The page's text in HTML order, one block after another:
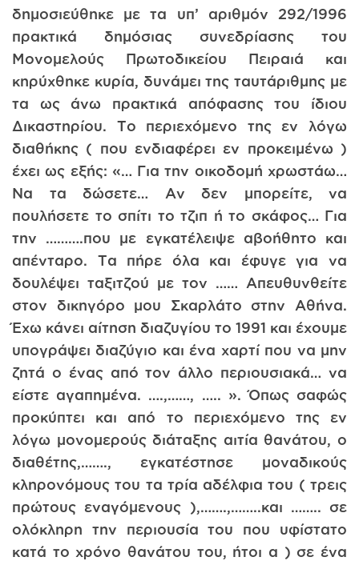
δημοσιεύθηκε με τα υπ’ αριθμόν 292/1996
πρακτικά δημόσιας συνεδρίασης του
Μονομελούς Πρωτοδικείου Πειραιά και
κηρύχθηκε κυρία, δυνάμει της ταυτάριθμης με
τα ως άνω πρακτικά απόφασης του ίδιου
Δικαστηρίου. Το περιεχόμενο της εν λόγω
διαθήκης ( που ενδιαφέρει εν προκειμένω )
έχει ως εξής: «… Για την οικοδομή χρωστάω…
Να τα δώσετε… Αν δεν μπορείτε, να
πουλήσετε το σπίτι το τζιπ ή το σκάφος… Για
την ……….που με εγκατέλειψε αβοήθητο και
απένταρο. Τα πήρε όλα και έφυγε για να
δουλέψει ταξιτζού με τον …… Απευθυνθείτε
στον δικηγόρο μου Σκαρλάτο στην Αθήνα.
Έχω κάνει αίτηση διαζυγίου το 1991 και έχουμε
υπογράψει διαζύγιο και ένα χαρτί που να μην
ζητά ο ένας από τον άλλο περιουσιακά… να
είστε αγαπημένα. ….,……, ….. ». Όπως σαφώς
προκύπτει και από το περιεχόμενο της εν
λόγω μονομερούς διάταξης αιτία θανάτου, ο
διαθέτης,……., εγκατέστησε μοναδικούς
κληρονόμους του τα τρία αδέλφια του ( τρεις
πρώτους εναγόμενους ),…….,……..και …….. σε
ολόκληρη την περιουσία του που υφίστατο
κατά το χρόνο θανάτου του, ήτοι α ) σε ένα